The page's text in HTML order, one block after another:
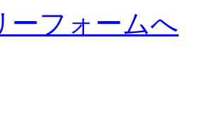
ーフォームへ